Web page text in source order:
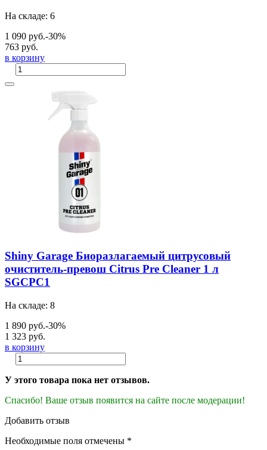
На складе: 6
1 090 руб.-30%
763 руб.
в корзину
Shiny Garage Биоразлагаемый цитрусовый
очиститель-превош Citrus Pre Cleaner 1 л
SGCPC1
На складе: 8
1 890 руб.-30%
1 323 руб.
в корзину
У этого товара пока нет отзывов.
Спасибо! Ваше отзыв появится на сайте после модерации!
Добавить отзыв
Необходимые поля отмечены *